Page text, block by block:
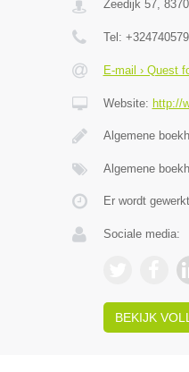
Zeedijk 57, 8370
Tel:
E-mail › Quest
Website: http://
Algemene
Algemene
Er wordt
Sociale media:
BEKIJK